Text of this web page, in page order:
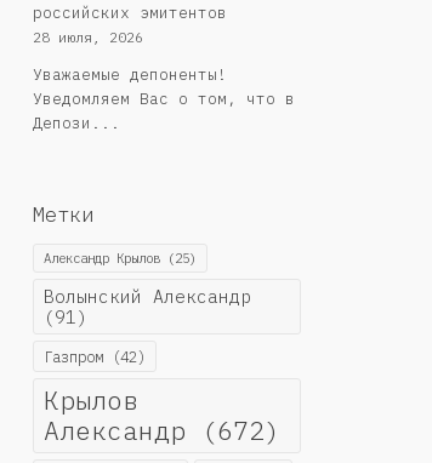
российских эмитентов
28 июля, 2026
Уважаемые депоненты!
Уведомляем Вас о том, что в
Депози...
Метки
Александр Крылов(25)
Волынский Александр
(91)
Газпром(42)
Крылов
Александр (672)